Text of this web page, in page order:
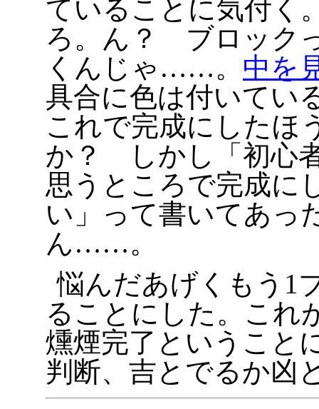
ていることに気付く
ろ。ん？ ブロック
くんじゃ……。 中を
具合に色は付いてい
これで完成にしたほ
か？ しかし「初心
思うところで完成に
い」って書いてあっ
ん……。
悩んだあげくもう1
ることにした。これ
燻煙完了ということ
判断、吉とでるか凶